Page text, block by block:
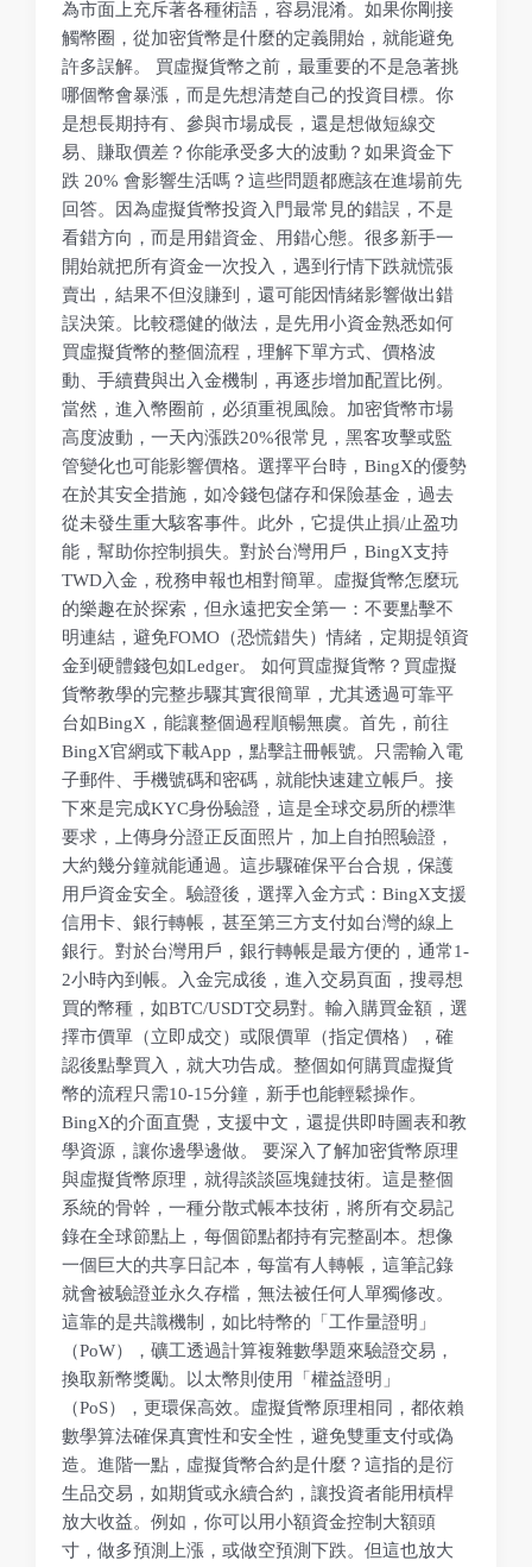
為市面上充斥著各種術語，容易混淆。如果你剛接
觸幣圈，從加密貨幣是什麼的定義開始，就能避免
許多誤解。 買虛擬貨幣之前，最重要的不是急著挑
哪個幣會暴漲，而是先想清楚自己的投資目標。你
是想長期持有、參與市場成長，還是想做短線交
易、賺取價差？你能承受多大的波動？如果資金下
跌 20% 會影響生活嗎？這些問題都應該在進場前先
回答。因為虛擬貨幣投資入門最常見的錯誤，不是
看錯方向，而是用錯資金、用錯心態。很多新手一
開始就把所有資金一次投入，遇到行情下跌就慌張
賣出，結果不但沒賺到，還可能因情緒影響做出錯
誤決策。比較穩健的做法，是先用小資金熟悉如何
買虛擬貨幣的整個流程，理解下單方式、價格波
動、手續費與出入金機制，再逐步增加配置比例。
當然，進入幣圈前，必須重視風險。加密貨幣市場
高度波動，一天內漲跌20%很常見，黑客攻擊或監
管變化也可能影響價格。選擇平台時，BingX的優勢
在於其安全措施，如冷錢包儲存和保險基金，過去
從未發生重大駭客事件。此外，它提供止損/止盈功
能，幫助你控制損失。對於台灣用戶，BingX支持
TWD入金，稅務申報也相對簡單。虛擬貨幣怎麼玩
的樂趣在於探索，但永遠把安全第一：不要點擊不
明連結，避免FOMO（恐慌錯失）情緒，定期提領資
金到硬體錢包如Ledger。 如何買虛擬貨幣？買虛擬
貨幣教學的完整步驟其實很簡單，尤其透過可靠平
台如BingX，能讓整個過程順暢無虞。首先，前往
BingX官網或下載App，點擊註冊帳號。只需輸入電
子郵件、手機號碼和密碼，就能快速建立帳戶。接
下來是完成KYC身份驗證，這是全球交易所的標準
要求，上傳身分證正反面照片，加上自拍照驗證，
大約幾分鐘就能通過。這步驟確保平台合規，保護
用戶資金安全。驗證後，選擇入金方式：BingX支援
信用卡、銀行轉帳，甚至第三方支付如台灣的線上
銀行。對於台灣用戶，銀行轉帳是最方便的，通常1-
2小時內到帳。入金完成後，進入交易頁面，搜尋想
買的幣種，如BTC/USDT交易對。輸入購買金額，選
擇市價單（立即成交）或限價單（指定價格），確
認後點擊買入，就大功告成。整個如何購買虛擬貨
幣的流程只需10-15分鐘，新手也能輕鬆操作。
BingX的介面直覺，支援中文，還提供即時圖表和教
學資源，讓你邊學邊做。 要深入了解加密貨幣原理
與虛擬貨幣原理，就得談談區塊鏈技術。這是整個
系統的骨幹，一種分散式帳本技術，將所有交易記
錄在全球節點上，每個節點都持有完整副本。想像
一個巨大的共享日記本，每當有人轉帳，這筆記錄
就會被驗證並永久存檔，無法被任何人單獨修改。
這靠的是共識機制，如比特幣的「工作量證明」
（PoW），礦工透過計算複雜數學題來驗證交易，
換取新幣獎勵。以太幣則使用「權益證明」
（PoS），更環保高效。虛擬貨幣原理相同，都依賴
數學算法確保真實性和安全性，避免雙重支付或偽
造。進階一點，虛擬貨幣合約是什麼？這指的是衍
生品交易，如期貨或永續合約，讓投資者能用槓桿
放大收益。例如，你可以用小額資金控制大額頭
寸，做多預測上漲，或做空預測下跌。但這也放大